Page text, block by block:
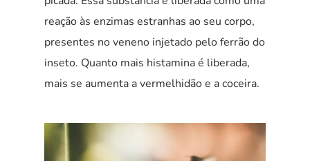
reação às enzimas estranhas ao seu corpo,
presentes no veneno injetado pelo ferrão do
inseto. Quanto mais histamina é liberada,
mais se aumenta a vermelhidão e a coceira.